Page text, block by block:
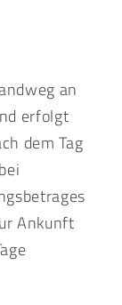
an
erfolgt
dem Tag
Ankunft